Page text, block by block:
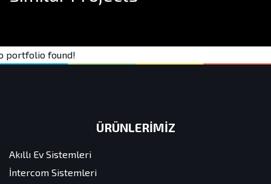
portfolio found!
ÜRÜNLERİMİZ
Akıllı Ev Sistemleri
İntercom Sistemleri